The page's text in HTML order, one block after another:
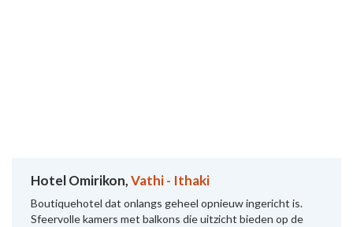
Hotel Omirikon,Vathi - Ithaki
Boutiquehotel dat onlangs geheel opnieuw ingericht is.
Sfeervolle kamers met balkons die uitzicht bieden op de